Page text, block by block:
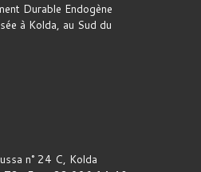
Durable Endogène
à Kolda, au Sud du
n° 24 C, Kolda